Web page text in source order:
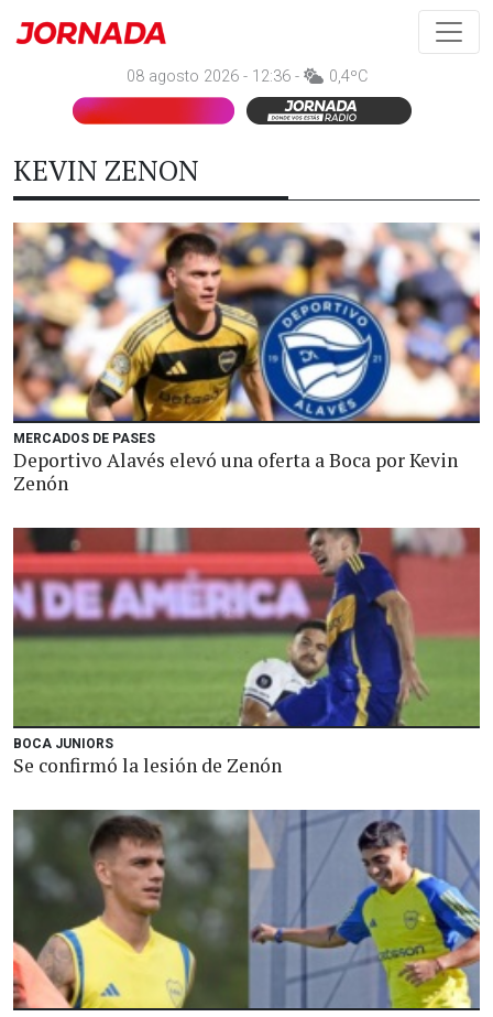
08 agosto 2026 - 12:36 - 0,4ºC
KEVIN ZENON
MERCADOS DE PASES
Deportivo Alavés elevó una oferta a Boca por Kevin
Zenón
BOCA JUNIORS
Se confirmó la lesión de Zenón